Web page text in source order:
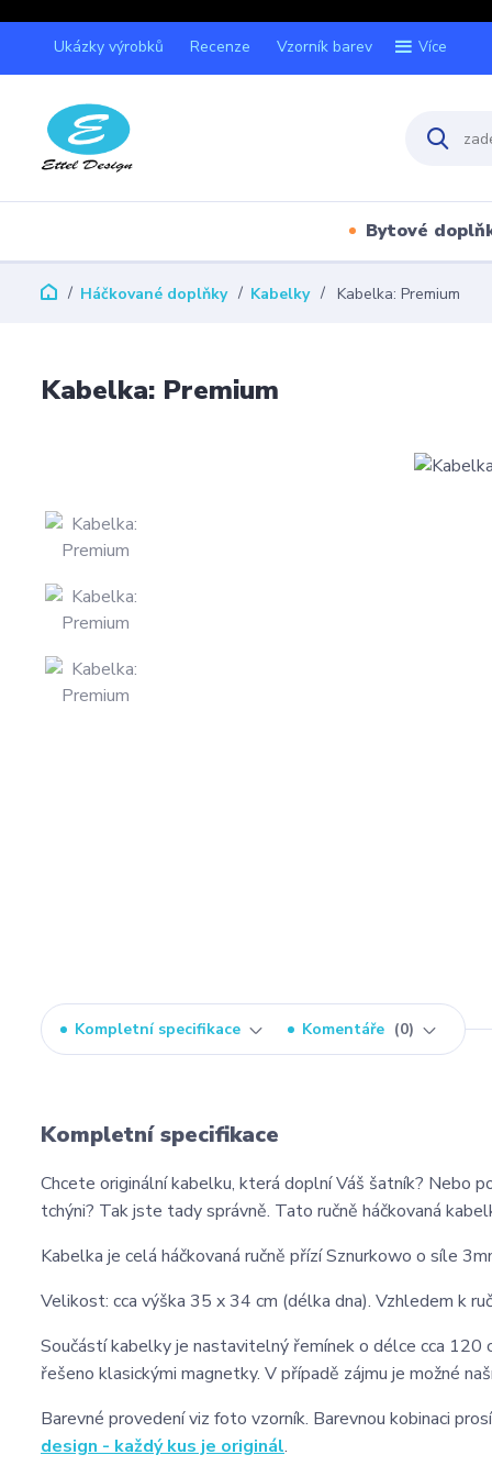
Ukázky výrobků Recenze Vzorník barev Více
Bytové
Háčkované doplňky Kabelky Kabelka: Premium
Kabelka: Premium
Kompletní specifikace Komentáře 0
Kompletní specifikace
Chcete originální kabelku, která doplní Váš šatník? Nebo
tchýni? Tak jste tady správně. Tato ručně háčkovaná
Kabelka je celá háčkovaná ručně přízí Sznurkowo o síle
Velikost: cca výška 35 x 34 cm (délka dna). Vzhledem k
Součástí kabelky je nastavitelný řemínek o délce cca 120
řešeno klasickými magnetky. V případě zájmu je možné
Barevné provedení viz foto vzorník. Barevnou kobinaci
design - každý kus je originál.